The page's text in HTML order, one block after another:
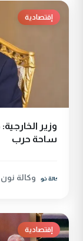
إقتصادية
وزير
ساحة حرب
وكالة نون
إقتصادية